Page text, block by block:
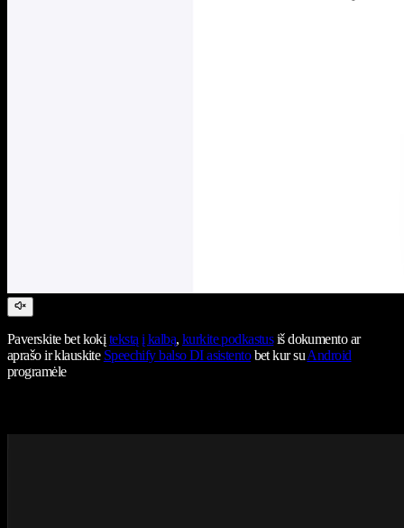
Paverskite bet kokįtekstą į kalbą, kurkite podkastusiš dokumento ar
aprašo ir klauskite Speechify balso DI asistentobet kur suAndroid
programėle